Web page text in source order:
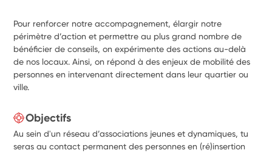
Pour renforcer notre accompagnement, élargir notre
périmètre d’action et permettre au plus grand nombre de
bénéficier de conseils, on expérimente des actions au-delà
de nos locaux. Ainsi, on répond à des enjeux de mobilité des
personnes en intervenant directement dans leur quartier ou
ville.
Objectifs
Au sein d'un réseau d’associations jeunes et dynamiques, tu
seras au contact permanent des personnes en (ré)insertion